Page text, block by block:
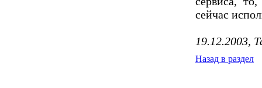
сейчас
19.12.2003,
Назад в раздел